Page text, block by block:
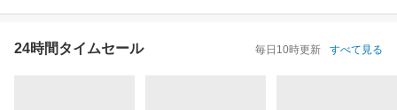
24時間タイムセール 毎日10時更新 すべて見る